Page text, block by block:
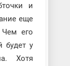
и
еще
Чем его
будет у
Хотя